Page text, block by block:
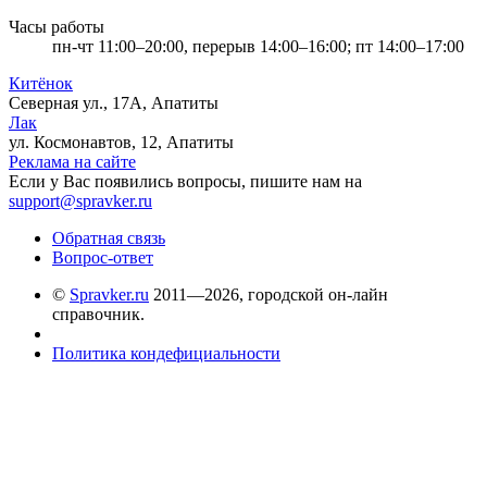
Часы работы
пн-чт 11:00–20:00, перерыв 14:00–16:00; пт 14:00–17:00
Китёнок
Северная ул., 17А, Апатиты
Лак
ул. Космонавтов, 12, Апатиты
Реклама на сайте
Если у Вас появились вопросы, пишите нам на
support@spravker.ru
Обратная связь
Вопрос-ответ
© Spravker.ru 2011—2026, городской он-лайн
справочник.
Политика кондефициальности